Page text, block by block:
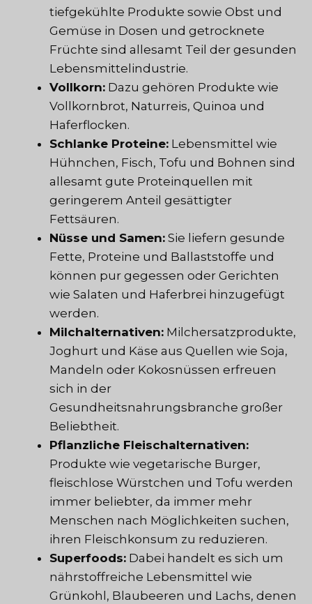
tiefgekühlte Produkte sowie Obst und
Gemüse in Dosen und getrocknete
Früchte sind allesamt Teil der gesunden
Lebensmittelindustrie.
Vollkorn: Dazu gehören Produkte wie
Vollkornbrot, Naturreis, Quinoa und
Haferflocken.
Schlanke Proteine: Lebensmittel wie
Hühnchen, Fisch, Tofu und Bohnen sind
allesamt gute Proteinquellen mit
geringerem Anteil gesättigter
Fettsäuren.
Nüsse und Samen: Sie liefern gesunde
Fette, Proteine und Ballaststoffe und
können pur gegessen oder Gerichten
wie Salaten und Haferbrei hinzugefügt
werden.
Milchalternativen: Milchersatzprodukte,
Joghurt und Käse aus Quellen wie Soja,
Mandeln oder Kokosnüssen erfreuen
sich in der
Gesundheitsnahrungsbranche großer
Beliebtheit.
Pflanzliche Fleischalternativen:
Produkte wie vegetarische Burger,
fleischlose Würstchen und Tofu werden
immer beliebter, da immer mehr
Menschen nach Möglichkeiten suchen,
ihren Fleischkonsum zu reduzieren.
Superfoods: Dabei handelt es sich um
nährstoffreiche Lebensmittel wie
Grünkohl, Blaubeeren und Lachs, denen